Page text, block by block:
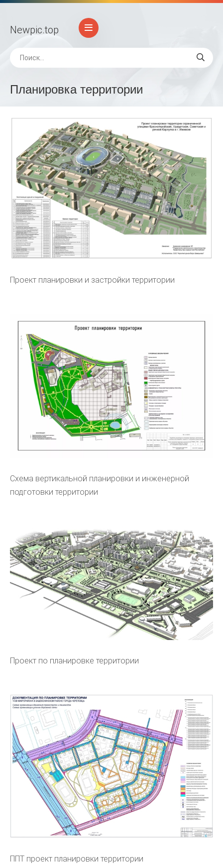
Newpic.top
Планировка территории
Проект планировки и застройки территории
Схема вертикальной планировки и инженерной
подготовки территории
Проект по планировке территории
ППТ проект планировки территории